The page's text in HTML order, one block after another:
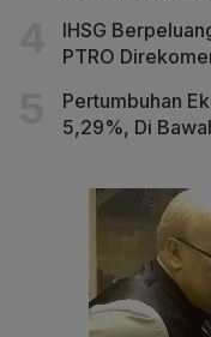
IHSG
PTRO
Pertumbuhan
5,29%, Di